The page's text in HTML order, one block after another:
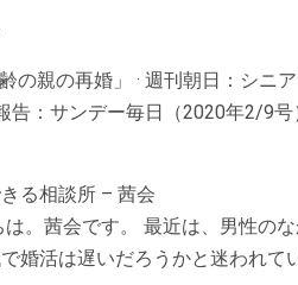
の親の再婚」 · 週刊朝日：シニ
告：サンデー毎日（2020年2/9号
る相談所 – 茜会
。茜会です。 最近は、男性の
婚活は遅いだろうかと迷われて